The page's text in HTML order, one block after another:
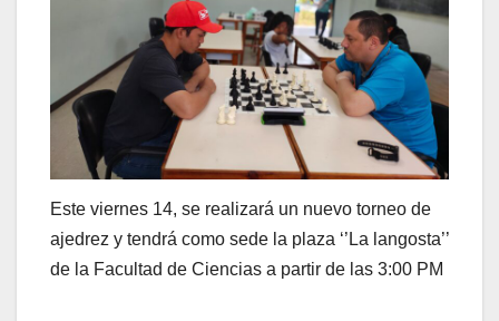
Este viernes 14, se realizará un nuevo torneo de
ajedrez y tendrá como sede la plaza ‘’La langosta’’
de la Facultad de Ciencias a partir de las 3:00 PM